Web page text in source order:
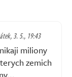
3. 5., 19:43
miliony
zemich